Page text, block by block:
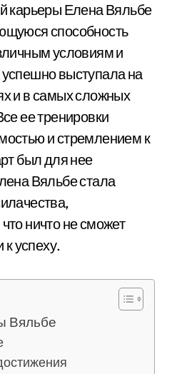
карьеры Елена Вяльбе
способность
условиям и
выступала на
и в самых сложных
ее тренировки
и стремлением к
был для нее
Вяльбе стала
ничто не сможет
к успеху.
Вяльбе